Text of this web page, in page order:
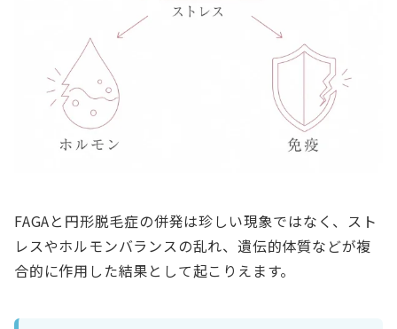
FAGAと円形脱毛症の併発は珍しい現象ではなく、スト
レスやホルモンバランスの乱れ、遺伝的体質などが複
合的に作用した結果として起こりえます。